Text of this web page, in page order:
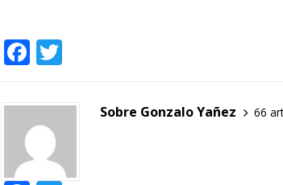
F
c
e
b
it Sobre Gonzalo Yañez 66